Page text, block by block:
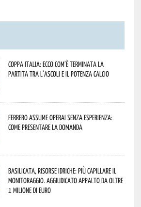
Coppa Italia: ecco com’è terminata la
partita tra l’Ascoli e il Potenza Calcio
Ferrero assume operai senza esperienza:
come presentare la domanda
Basilicata, Risorse idriche: più capillare il
monitoraggio. Aggiudicato appalto da oltre
1 milione di euro